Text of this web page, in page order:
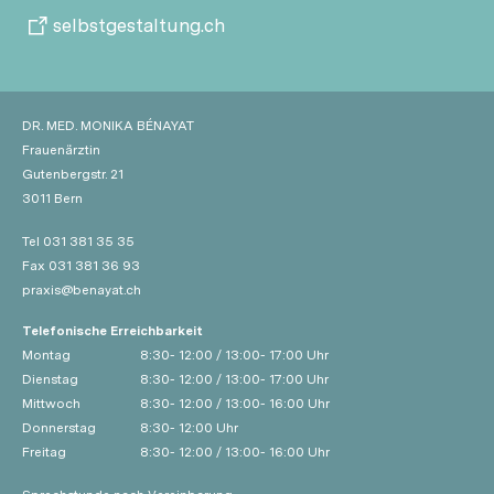
selbstgestaltung.ch
DR. MED. MONIKA BÉNAYAT
Frauenärztin
Gutenbergstr. 21
3011 Bern
Tel 031 381 35 35
Fax 031 381 36 93
pr x s b n y t ch
Telefonische Erreichbarkeit
Montag
8:30- 12:00 / 13:00- 17:00 Uhr
Dienstag
8:30- 12:00 / 13:00- 17:00 Uhr
Mittwoch
8:30- 12:00 / 13:00- 16:00 Uhr
Donnerstag
8:30- 12:00 Uhr
Freitag
8:30- 12:00 / 13:00- 16:00 Uhr